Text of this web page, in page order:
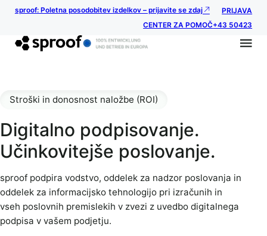
sproof: Poletna posodobitev izdelkov – prijavite se zdaj
PRIJAVA
CENTER ZA POMOČ+43 50423
Digitalno podpisovanje.
Učinkovitejše poslovanje.
Stroški in donosnost naložbe (ROI)
sproof podpira vodstvo, oddelek za nadzor poslovanja in
oddelek za informacijsko tehnologijo pri izračunih in
vseh poslovnih premislekih v zvezi z uvedbo digitalnega
podpisa v vašem podjetju.